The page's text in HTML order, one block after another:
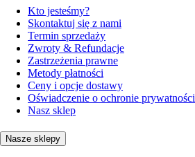
Kto jesteśmy?
Skontaktuj się z nami
Termin sprzedaży
Zwroty & Refundacje
Zastrzeżenia prawne
Metody płatności
Ceny i opcje dostawy
Oświadczenie o ochronie prywatności
Nasz sklep
Nasze sklepy